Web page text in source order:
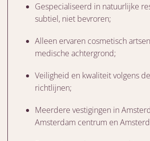
Gespecialiseerd in natuurlijke
subtiel, niet bevroren;
Alleen ervaren cosmetisch
medische achtergrond;
Veiligheid en kwaliteit volgens
richtlijnen;
Meerdere vestigingen in
Amsterdam centrum en